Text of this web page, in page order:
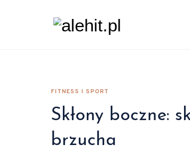
FITNESS I SPORT
Skłony boczne:
brzucha